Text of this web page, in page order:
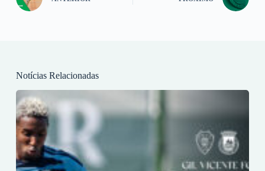
Notícias Relacionadas